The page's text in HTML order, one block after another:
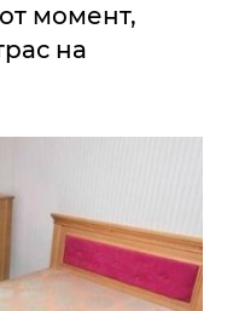
момент,
на